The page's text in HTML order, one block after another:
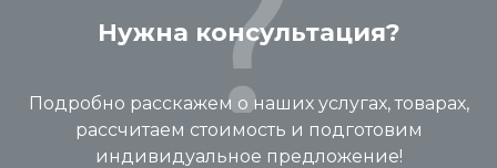
Нужна консультация?
Подробно расскажем о наших услугах, товарах,
рассчитаем стоимость и подготовим
индивидуальное предложение!